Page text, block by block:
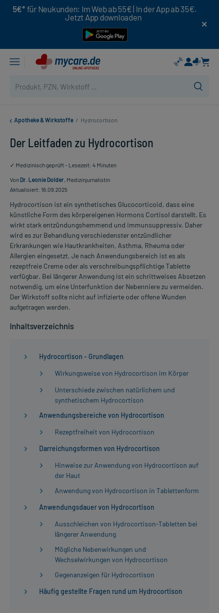
5€* für Neukunden: Im Web ab 55€ | In der App ab 35€.
Jetzt App downloaden
Apotheke & Wirkstoffe / Hydrocortison
Der Leitfaden zu Hydrocortison
✓ Medizinisch geprüft - Lesezeit: 4 Minuten
Von Dr. Leonie Dolder, Medizinjurnalistin
Aktualisiert: 16.09.2025
Hydrocortison ist ein synthetisches Glucocorticoid, dass eine
künstliche Form des körpereigenen Hormons Cortisol darstellt. Es
wirkt stark entzündungshemmend und immunsuppressiv. Daher
wird es zur Behandlung verschiedenster entzündlicher
Erkrankungen wie Hautkrankheiten, Asthma, Rheuma oder
Allergien eingesetzt. Je nach Anwendungsbereich ist es als
rezeptfreie Creme oder als verschreibungspflichtige Tablette
verfügbar. Bei längerer Anwendung ist ein schrittweises Absetzen
notwendig, um eine Unterfunktion der Nebenniere zu vermeiden.
Der Wirkstoff sollte nicht auf infizierte oder offene Wunden
aufgetragen werden.
Inhaltsverzeichnis
Hydrocortison - Grundlagen
Wirkungsweise von Hydrocortison im Körper
Unterschiede zwischen natürlichem und
synthetischem Hydrocortison
Anwendungsbereiche von Hydrocortison
Rezeptfreiheit von Hydrocortison
Darreichungsformen von Hydrocortison
Hinweise zur Anwendung von Hydrocortison auf
der Haut
Anwendung von Hydrocortison in Tablettenform
Anwendungsdauer von Hydrocortison
Ausschleichen von Hydrocortison-Tabletten bei
längerer Anwendung
Mögliche Nebenwirkungen und
Wechselwirkungen von Hydrocortison
Gegenanzeigen für Hydrocortison
Häufig gestellte Fragen rund um Hydrocortison